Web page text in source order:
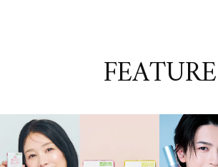
FEATURE